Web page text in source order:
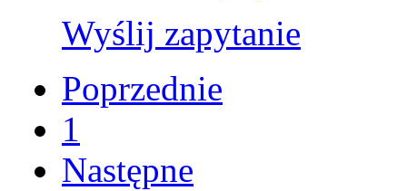
Wyślij zapytanie
Poprzednie
1
Następne